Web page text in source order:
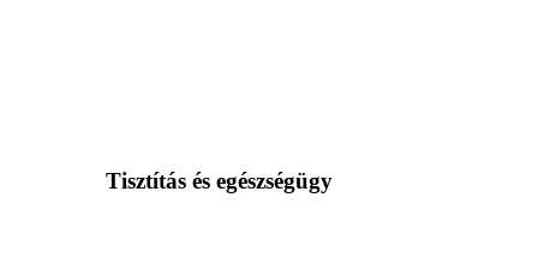
Tisztítás és egészségügy